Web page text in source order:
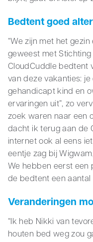
Bedtent goed
“We zijn met het
geweest met
CloudCuddle bedtent
van deze vakanties:
gehandicapt kind en
ervaringen uit”, zo
zoek waren naar een
dacht ik terug aan de
internet ook al eens
eentje zag bij
We hebben eerst een
de bedtent een aantal
Veranderingen
“Ik heb Nikki van
houten bed weg zou